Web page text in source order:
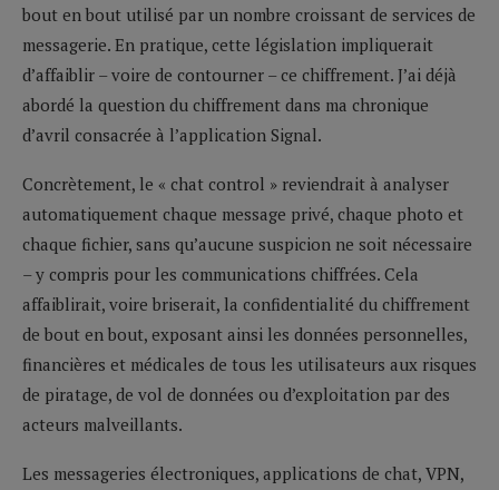
bout en bout utilisé par un nombre croissant de services de
messagerie. En pratique, cette législation impliquerait
d’affaiblir – voire de contourner – ce chiffrement. J’ai déjà
abordé la question du chiffrement dans ma chronique
d’avril consacrée à l’application Signal.
Concrètement, le « chat control » reviendrait à analyser
automatiquement chaque message privé, chaque photo et
chaque fichier, sans qu’aucune suspicion ne soit nécessaire
– y compris pour les communications chiffrées. Cela
affaiblirait, voire briserait, la confidentialité du chiffrement
de bout en bout, exposant ainsi les données personnelles,
financières et médicales de tous les utilisateurs aux risques
de piratage, de vol de données ou d’exploitation par des
acteurs malveillants.
Les messageries électroniques, applications de chat, VPN,